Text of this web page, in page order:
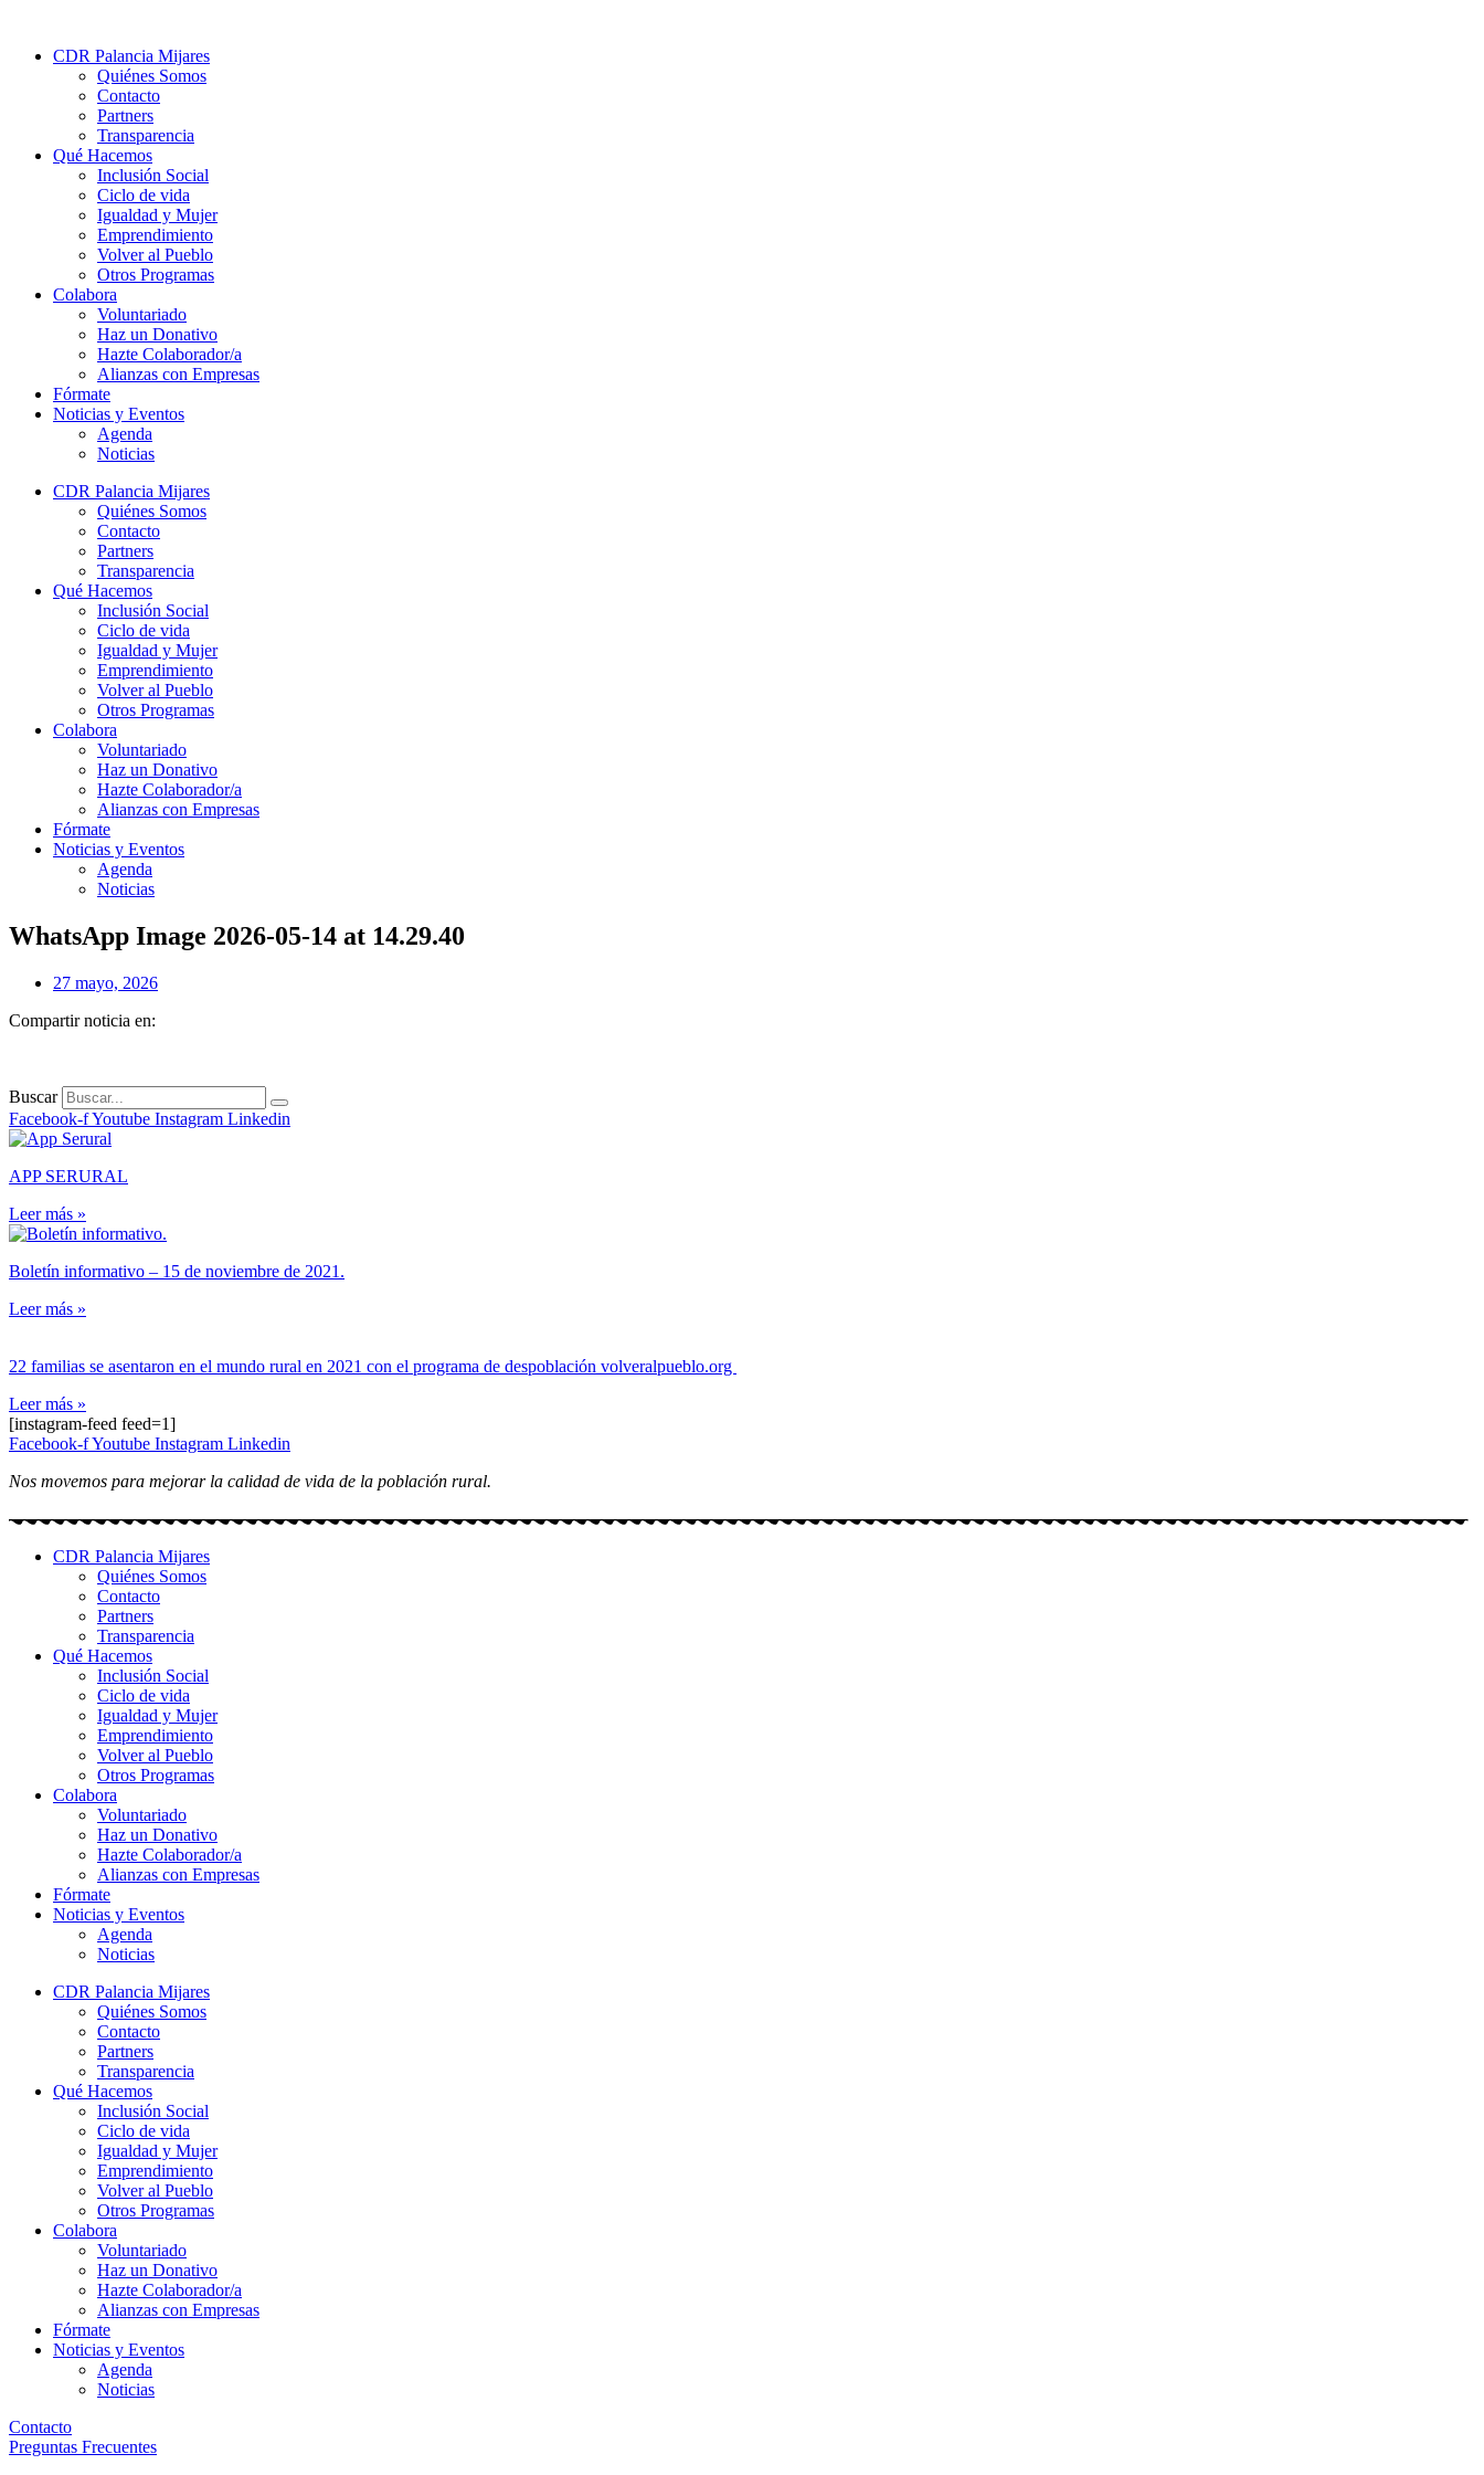
CDR Palancia Mijares
Quiénes Somos
Contacto
Partners
Transparencia
Qué Hacemos
Inclusión Social
Ciclo de vida
Igualdad y Mujer
Emprendimiento
Volver al Pueblo
Otros Programas
Colabora
Voluntariado
Haz un Donativo
Hazte Colaborador/a
Alianzas con Empresas
Fórmate
Noticias y Eventos
Agenda
Noticias
CDR Palancia Mijares
Quiénes Somos
Contacto
Partners
Transparencia
Qué Hacemos
Inclusión Social
Ciclo de vida
Igualdad y Mujer
Emprendimiento
Volver al Pueblo
Otros Programas
Colabora
Voluntariado
Haz un Donativo
Hazte Colaborador/a
Alianzas con Empresas
Fórmate
Noticias y Eventos
Agenda
Noticias
WhatsApp Image 2026-05-14 at 14.29.40
27 mayo, 2026
Compartir noticia en:
Buscar
Facebook-fYoutube Instagram Linkedin
APP SERURAL
Leer más »
Boletín informativo – 15 de noviembre de 2021.
Leer más »
22 familias se asentaron en el mundo rural en 2021 con el programa de despoblación volveralpueblo.org
Leer más »
[instagram-feed feed=1]
Facebook-fYoutube Instagram Linkedin
Nos movemos para mejorar la calidad de vida de la población rural.
CDR Palancia Mijares
Quiénes Somos
Contacto
Partners
Transparencia
Qué Hacemos
Inclusión Social
Ciclo de vida
Igualdad y Mujer
Emprendimiento
Volver al Pueblo
Otros Programas
Colabora
Voluntariado
Haz un Donativo
Hazte Colaborador/a
Alianzas con Empresas
Fórmate
Noticias y Eventos
Agenda
Noticias
CDR Palancia Mijares
Quiénes Somos
Contacto
Partners
Transparencia
Qué Hacemos
Inclusión Social
Ciclo de vida
Igualdad y Mujer
Emprendimiento
Volver al Pueblo
Otros Programas
Colabora
Voluntariado
Haz un Donativo
Hazte Colaborador/a
Alianzas con Empresas
Fórmate
Noticias y Eventos
Agenda
Noticias
Contacto
Preguntas Frecuentes